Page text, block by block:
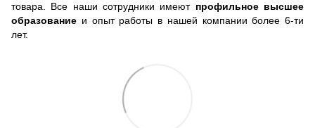
товара. Все наши сотрудники имеют профильное высшее
образование и опыт работы в нашей компании более 6-ти
лет.